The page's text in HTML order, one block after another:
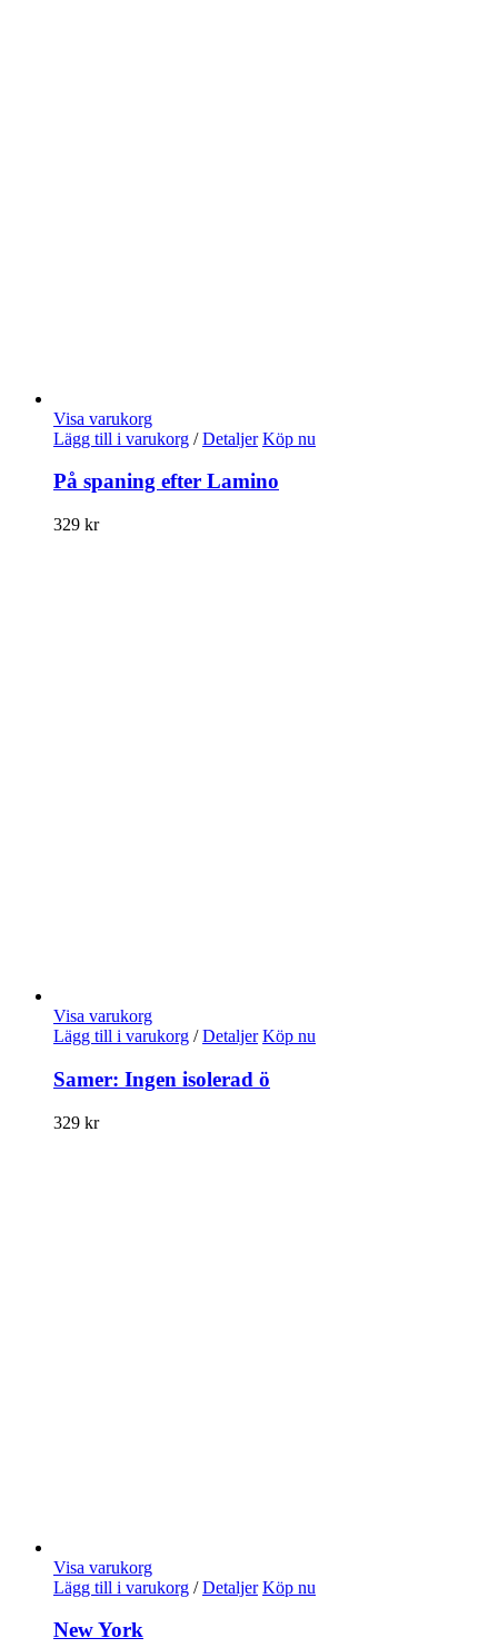
Visa varukorg
Lägg till i varukorg / Detaljer Köp nu
På spaning efter Lamino
329 kr
Visa varukorg
Lägg till i varukorg / Detaljer Köp nu
Samer: Ingen isolerad ö
329 kr
Visa varukorg
Lägg till i varukorg / Detaljer Köp nu
New York